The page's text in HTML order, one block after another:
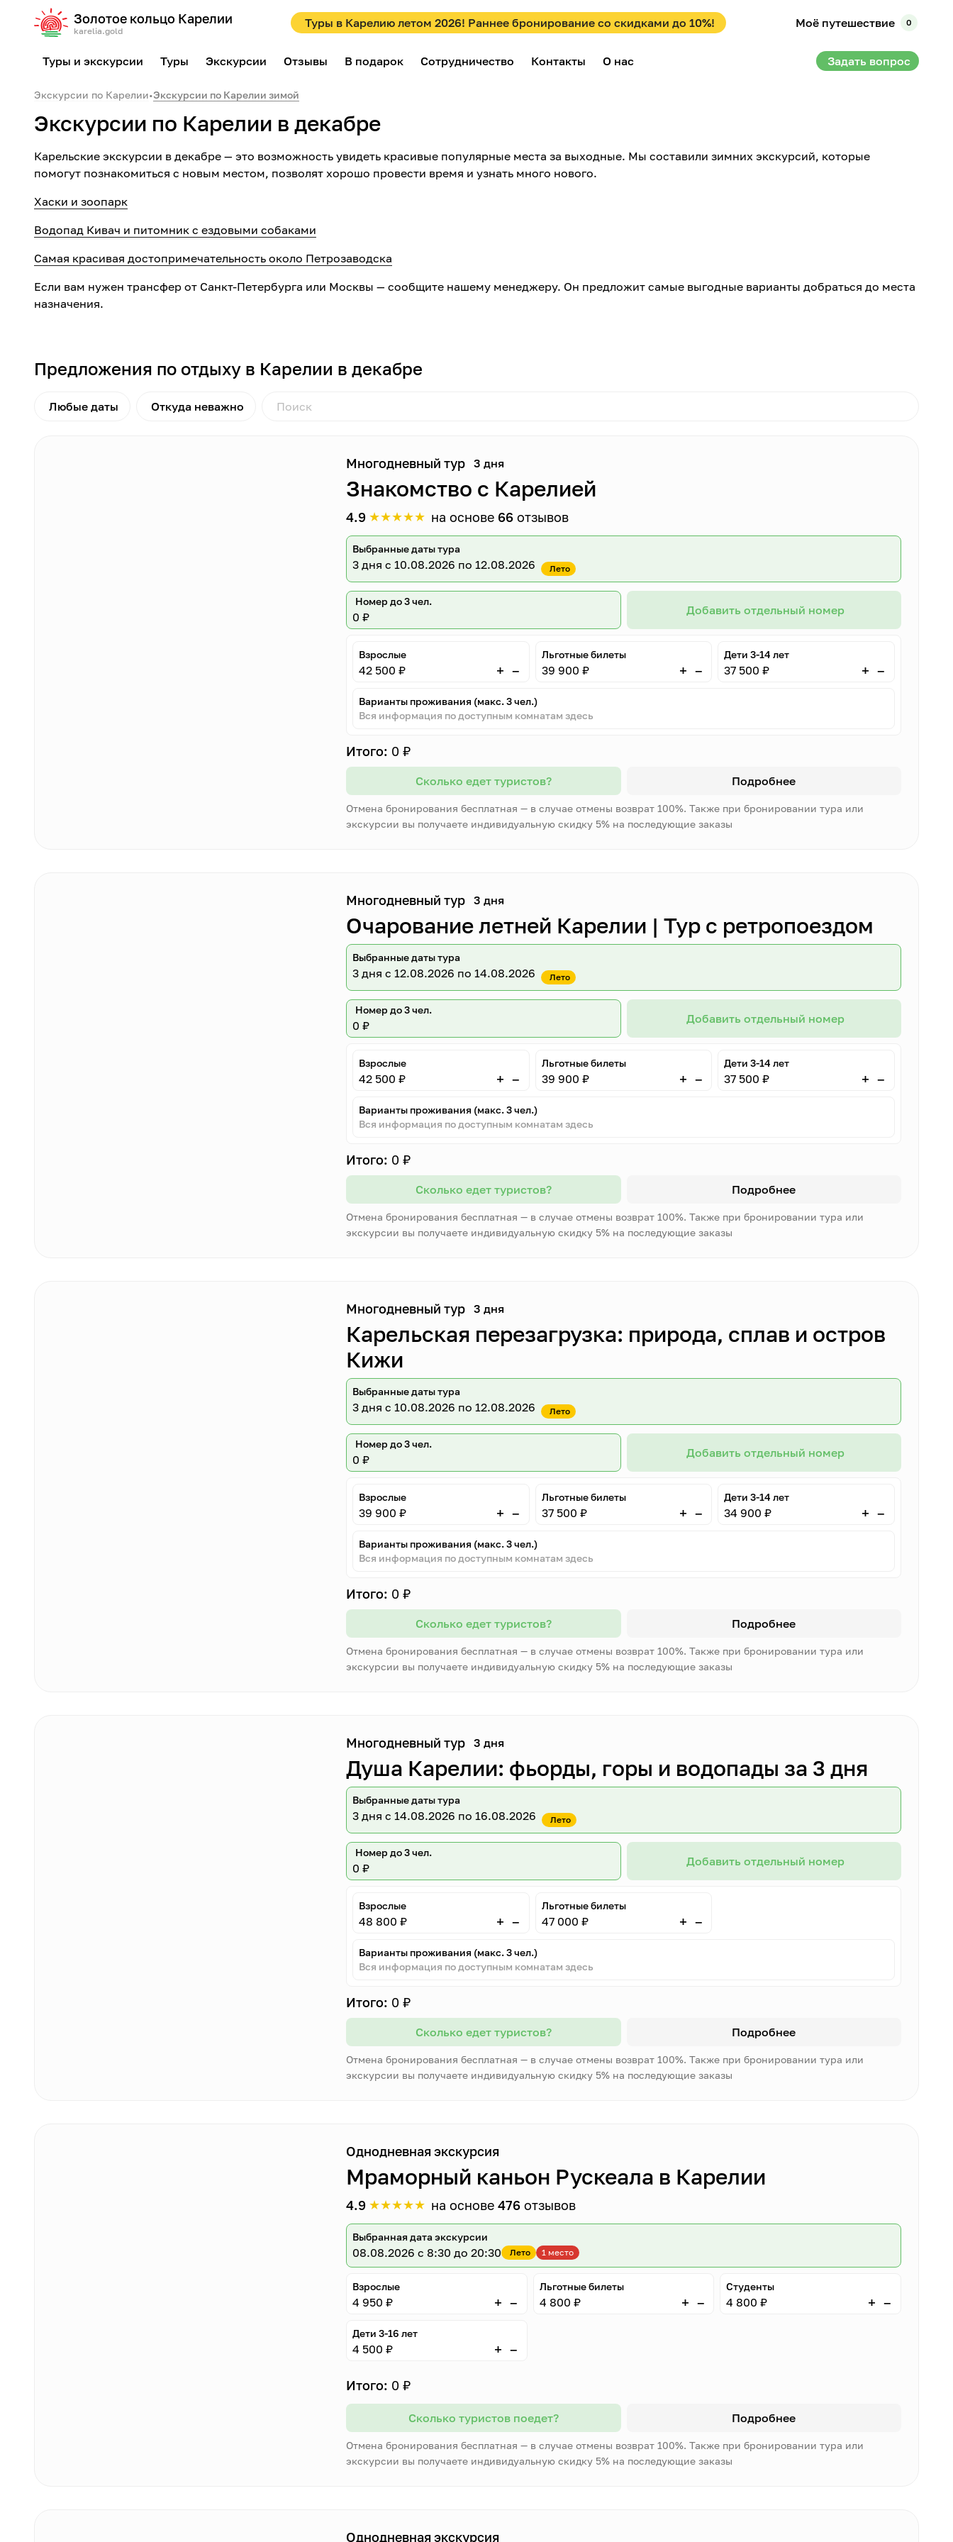
Золотое кольцо Карелии
karelia.gold
Туры в Карелию летом 2026! Раннее бронирование со скидками до 10%! Моё путешествие 0
Туры и экскурсии Туры Экскурсии Отзывы В подарок Сотрудничество Контакты О нас Задать вопрос
Экскурсии по Карелии•Экскурсии по Карелии зимой
Экскурсии по Карелии в декабре
Карельские экскурсии в декабре — это возможность увидеть красивые популярные места за выходные. Мы составили зимних экскурсий, которые
помогут познакомиться с новым местом, позволят хорошо провести время и узнать много нового.
Хаски и зоопарк
Водопад Кивач и питомник с ездовыми собаками
Самая красивая достопримечательность около Петрозаводска
Если вам нужен трансфер от Санкт-Петербурга или Москвы — сообщите нашему менеджеру. Он предложит самые выгодные варианты добраться до места
назначения.
Предложения по отдыху в Карелии в декабре
Любые даты Откуда неважно
Многодневный тур 3 дня
Знакомство с Карелией
4.9 ★★★★★ на основе 66 отзывов
Выбранные даты тура
3 дня с 10.08.2026 по 12.08.2026 Лето
Номер до 3 чел.
0 ₽ Добавить отдельный номер
Взрослые
42 500 ₽ + –
Льготные билеты
39 900 ₽ + –
Дети 3-14 лет
37 500 ₽ + –
Варианты проживания (макс. 3 чел.)
Вся информация по доступным комнатам здесь
Итого: 0 ₽
Сколько едет туристов? Подробнее
Отмена бронирования бесплатная — в случае отмены возврат 100%. Также при бронировании тура или
экскурсии вы получаете индивидуальную скидку 5% на последующие заказы
Многодневный тур 3 дня
Очарование летней Карелии | Тур с ретропоездом
Выбранные даты тура
3 дня с 12.08.2026 по 14.08.2026 Лето
Номер до 3 чел.
0 ₽ Добавить отдельный номер
Взрослые
42 500 ₽ + –
Льготные билеты
39 900 ₽ + –
Дети 3-14 лет
37 500 ₽ + –
Варианты проживания (макс. 3 чел.)
Вся информация по доступным комнатам здесь
Итого: 0 ₽
Сколько едет туристов? Подробнее
Отмена бронирования бесплатная — в случае отмены возврат 100%. Также при бронировании тура или
экскурсии вы получаете индивидуальную скидку 5% на последующие заказы
Многодневный тур 3 дня
Карельская перезагрузка: природа, сплав и остров
Кижи
Выбранные даты тура
3 дня с 10.08.2026 по 12.08.2026 Лето
Номер до 3 чел.
0 ₽ Добавить отдельный номер
Взрослые
39 900 ₽ + –
Льготные билеты
37 500 ₽ + –
Дети 3-14 лет
34 900 ₽ + –
Варианты проживания (макс. 3 чел.)
Вся информация по доступным комнатам здесь
Итого: 0 ₽
Сколько едет туристов? Подробнее
Отмена бронирования бесплатная — в случае отмены возврат 100%. Также при бронировании тура или
экскурсии вы получаете индивидуальную скидку 5% на последующие заказы
Многодневный тур 3 дня
Душа Карелии: фьорды, горы и водопады за 3 дня
Выбранные даты тура
3 дня с 14.08.2026 по 16.08.2026 Лето
Номер до 3 чел.
0 ₽ Добавить отдельный номер
Взрослые
48 800 ₽ + –
Льготные билеты
47 000 ₽ + –
Варианты проживания (макс. 3 чел.)
Вся информация по доступным комнатам здесь
Итого: 0 ₽
Сколько едет туристов? Подробнее
Отмена бронирования бесплатная — в случае отмены возврат 100%. Также при бронировании тура или
экскурсии вы получаете индивидуальную скидку 5% на последующие заказы
Однодневная экскурсия
Мраморный каньон Рускеала в Карелии
4.9 ★★★★★ на основе476 отзывов
Выбранная дата экскурсии
08.08.2026 с 8:30 до 20:30 Лето 1 место
Взрослые
4 950 ₽ + –
Льготные билеты
4 800 ₽ + –
Студенты
4 800 ₽ + –
Дети 3-16 лет
4 500 ₽ + –
Итого: 0 ₽
Сколько туристов поедет? Подробнее
Отмена бронирования бесплатная — в случае отмены возврат 100%. Также при бронировании тура или
экскурсии вы получаете индивидуальную скидку 5% на последующие заказы
Однодневная экскурсия